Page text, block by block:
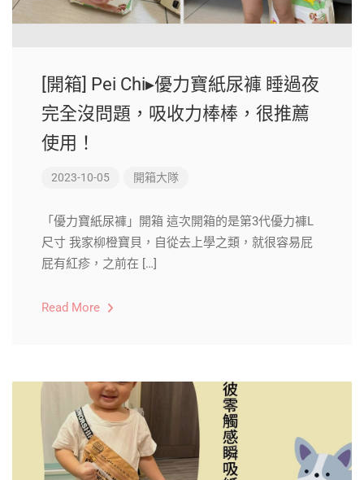
[開箱] Pei Chi▸優力寶紙尿褲 睡過夜
完全沒問題，吸收力棒棒，很推薦
使用！
2023-10-05 開箱大隊
「優力寶紙尿褲」開箱 這次開箱的是第3代優力褲L
尺寸 我家柳橙寶貝，自從去上學之類，就很容易屁
屁有紅疹，之前在 […]
Read More